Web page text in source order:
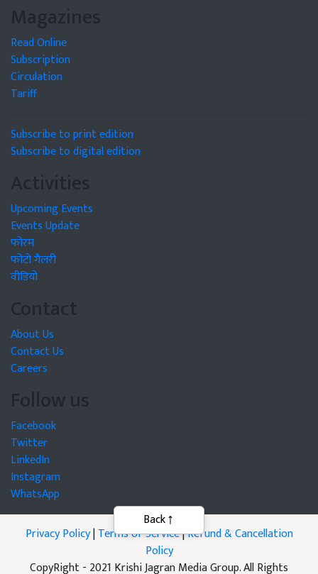
Magazines
Read Online
Subscription
Circulation
Tariff
Subscribe to print edition
Subscribe to digital edition
Activities
Upcoming Events
Events Update
फोरम
फोटो गैलरी
वीडियो
Contact
About Us
Contact Us
Careers
Follow us
Facebook
Twitter
LinkedIn
Instagram
WhatsApp
Privacy Policy|Terms of Service|Refund & Cancellation
Policy
CopyRight - 2021 Krishi Jagran Media Group. All Rights